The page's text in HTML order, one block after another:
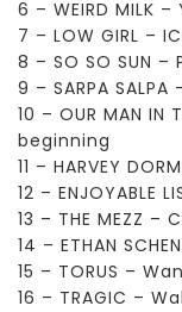
6 – WEIRD MILK –
7 – LOW GIRL –
8 – SO SO SUN –
9 – SARPA
10 – OUR MAN IN
beginning
11 – HARVEY
12 – ENJOYABLE
13 – THE MEZZ –
14 – ETHAN
15 – TORUS –
16 – TRAGIC –